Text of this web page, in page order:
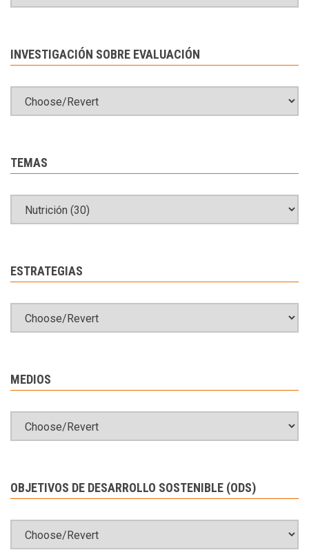
INVESTIGACIÓN SOBRE EVALUACIÓN
TEMAS
ESTRATEGIAS
MEDIOS
OBJETIVOS DE DESARROLLO SOSTENIBLE (ODS)